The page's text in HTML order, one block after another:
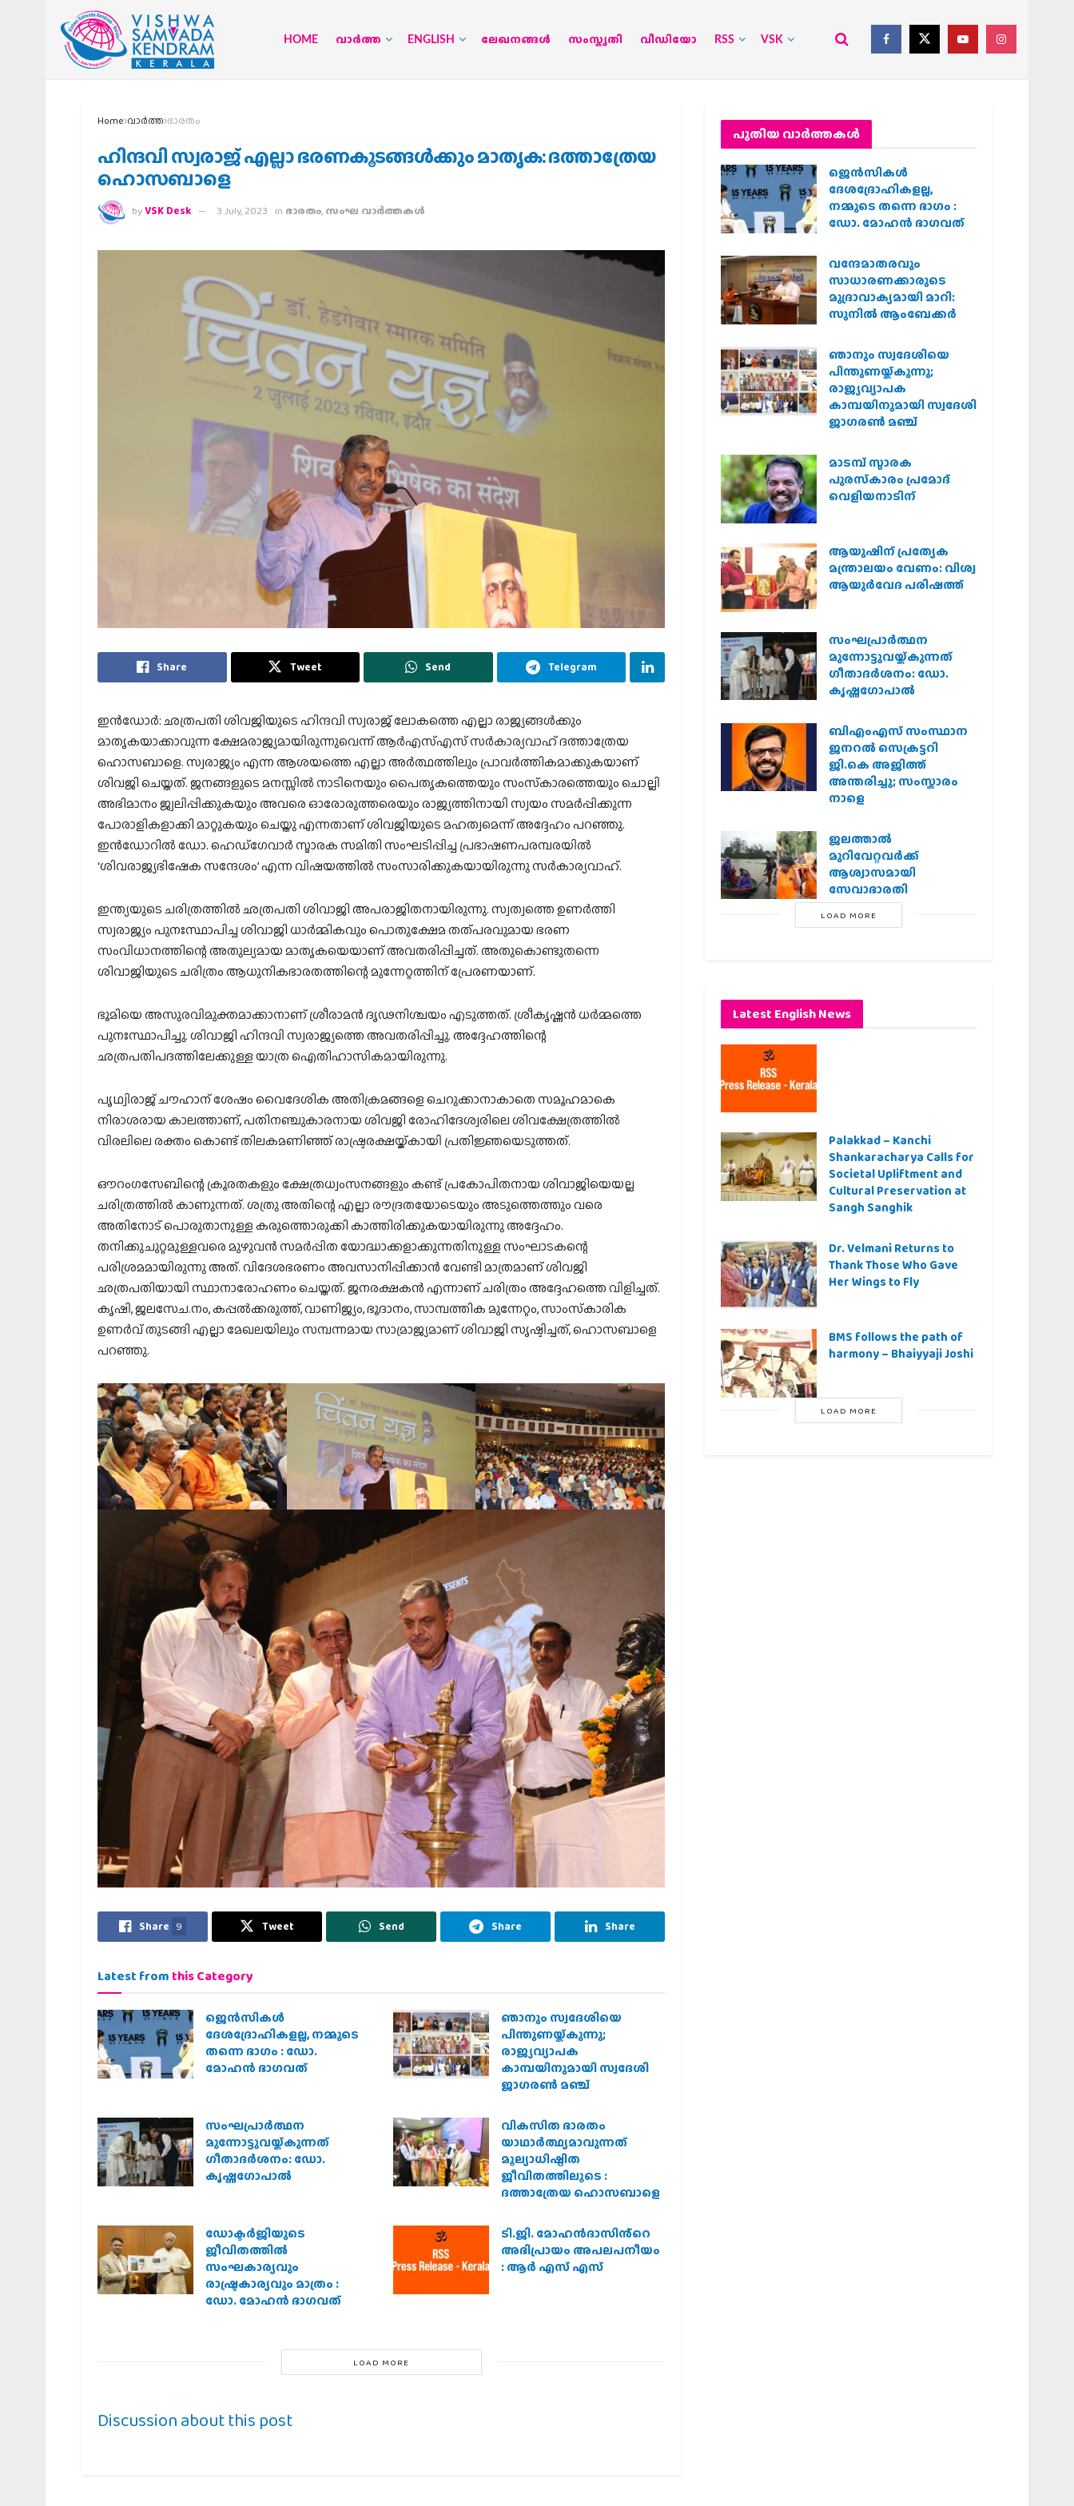
HOME വാര്‍ത്ത ENGLISH ലേഖനങ്ങള്‍ സംസ്കൃതി വീഡിയോ RSS VSK
Home വാര്‍ത്ത ഭാരതം
ഹിന്ദവി സ്വരാജ് എല്ലാ ഭരണകൂടങ്ങള്‍ക്കും മാതൃക: ദത്താത്രേയ
ഹൊസബാളെ
byVSK Desk 3 July, 2023 in ഭാരതം, സംഘ വാര്‍ത്തകള്‍
Share Tweet Send Telegram
ഇന്‍ഡോര്‍: ഛത്രപതി ശിവജിയുടെ ഹിന്ദവി സ്വരാജ് ലോകത്തെ എല്ലാ രാജ്യങ്ങള്‍ക്കും
മാതൃകയാക്കാവുന്ന ക്ഷേമരാജ്യമായിരുന്നുവെന്ന് ആര്‍എസ്എസ് സര്‍കാര്യവാഹ് ദത്താത്രേയ
ഹൊസബാളെ. സ്വരാജ്യം എന്ന ആശയത്തെ എല്ലാ അര്‍ത്ഥത്തിലും പ്രാവര്‍ത്തികമാക്കുകയാണ്
ശിവജി ചെയ്തത്. ജനങ്ങളുടെ മനസ്സില്‍ നാടിനെയും പൈതൃകത്തെയും സംസ്‌കാരത്തെയും ചൊല്ലി
അഭിമാനം ജ്വലിപ്പിക്കുകയും അവരെ ഓരോരുത്തരെയും രാജ്യത്തിനായി സ്വയം സമര്‍പ്പിക്കുന്ന
പോരാളികളാക്കി മാറ്റുകയും ചെയ്തു എന്നതാണ് ശിവജിയുടെ മഹത്വമെന്ന് അദ്ദേഹം പറഞ്ഞു.
ഇന്‍ഡോറില്‍ ഡോ. ഹെഡ്‌ഗേവാര്‍ സ്മാരക സമിതി സംഘടിപ്പിച്ച പ്രഭാഷണപരമ്പരയില്‍
‘ശിവരാജ്യഭിഷേക സന്ദേശം’ എന്ന വിഷയത്തില്‍ സംസാരിക്കുകയായിരുന്നു സര്‍കാര്യവാഹ്.
ഇന്ത്യയുടെ ചരിത്രത്തില്‍ ഛത്രപതി ശിവാജി അപരാജിതനായിരുന്നു. സ്വത്വത്തെ ഉണര്‍ത്തി
സ്വരാജ്യം പുനഃസ്ഥാപിച്ച ശിവാജി ധാര്‍മ്മികവും പൊതുക്ഷേമ തത്പരവുമായ ഭരണ
സംവിധാനത്തിന്റെ അതുല്യമായ മാതൃകയെയാണ് അവതരിപ്പിച്ചത്. അതുകൊണ്ടുതന്നെ
ശിവാജിയുടെ ചരിത്രം ആധുനികഭാരതത്തിന്റെ മുന്നേറ്റത്തിന് പ്രേരണയാണ്.
ഭൂമിയെ അസുരവിമുക്തമാക്കാനാണ് ശ്രീരാമന്‍ ദൃഢനിശ്ചയം എടുത്തത്. ശ്രീകൃഷ്ണന്‍ ധര്‍മ്മത്തെ
പുനഃസ്ഥാപിച്ചു. ശിവാജി ഹിന്ദവി സ്വരാജ്യത്തെ അവതരിപ്പിച്ചു. അദ്ദേഹത്തിന്റെ
ഛത്രപതിപദത്തിലേക്കുള്ള യാത്ര ഐതിഹാസികമായിരുന്നു.
പൃഥ്വിരാജ് ചൗഹാന് ശേഷം വൈദേശിക അതിക്രമങ്ങളെ ചെറുക്കാനാകാതെ സമൂഹമാകെ
നിരാശരായ കാലത്താണ്, പതിനഞ്ചുകാരനായ ശിവജി രോഹിദേശ്വരിലെ ശിവക്ഷേത്രത്തില്‍
വിരലിലെ രക്തം കൊണ്ട് തിലകമണിഞ്ഞ് രാഷ്ട്രരക്ഷയ്ക്കായി പ്രതിജ്ഞയെടുത്തത്.
ഔറംഗസേബിന്റെ ക്രൂരതകളും ക്ഷേത്രധ്വംസനങ്ങളും കണ്ട് പ്രകോപിതനായ ശിവാജിയെയല്ല
ചരിത്രത്തില്‍ കാണുന്നത്. ശത്രു അതിന്റെ എല്ലാ രൗദ്രതയോടെയും അടുത്തെത്തും വരെ
അതിനോട് പൊരുതാനുള്ള കരുത്തൊരുക്കി കാത്തിരിക്കുകയായിരുന്നു അദ്ദേഹം.
തനിക്കുചുറ്റമുള്ളവരെ മുഴുവന്‍ സമര്‍പ്പിത യോദ്ധാക്കളാക്കുന്നതിനുള്ള സംഘാടകന്റെ
പരിശ്രമമായിരുന്നു അത്. വിദേശഭരണം അവസാനിപ്പിക്കാന്‍ വേണ്ടി മാത്രമാണ് ശിവജി
ഛത്രപതിയായി സ്ഥാനാരോഹണം ചെയ്തത്. ജനരക്ഷകന്‍ എന്നാണ് ചരിത്രം അദ്ദേഹത്തെ വിളിച്ചത്.
കൃഷി, ജലസേച.നം, കപ്പല്‍ക്കരുത്ത്, വാണിജ്യം, ഭൂദാനം, സാമ്പത്തിക മുന്നേറ്റം, സാംസ്‌കാരിക
ഉണര്‍വ് തുടങ്ങി എല്ലാ മേഖലയിലും സമ്പന്നമായ സാമ്രാജ്യമാണ് ശിവാജി സൃഷ്ടിച്ചത്, ഹൊസബാളെ
പറഞ്ഞു.
Share 9 Tweet Send Share Share
Latest from this Category
ജെന്‍സികള്‍
ദേശദ്രോഹികളല്ല, നമ്മുടെ
തന്നെ ഭാഗം : ഡോ.
മോഹന്‍ ഭാഗവത്
ഞാനും സ്വദേശിയെ
പിന്തുണയ്ക്കുന്നു;
രാജ്യവ്യാപക
കാമ്പയിനുമായി സ്വദേശി
ജാഗരണ്‍ മഞ്ച്
സംഘപ്രാര്‍ത്ഥന
മുന്നോട്ടുവയ്ക്കുന്നത്
ഗീതാദര്‍ശനം: ഡോ.
കൃഷ്ണഗോപാല്‍
വികസിത ഭാരതം
യാഥാർത്ഥ്യമാവുന്നത്
മൂല്യാധിഷ്ഠിത
ജീവിതത്തിലൂടെ :
ദത്താത്രേയ ഹൊസബാളെ
ഡോക്ടർജിയുടെ
ജീവിതത്തിൽ
സംഘകാര്യവും
രാഷ്ട്രകാര്യവും മാത്രം :
ഡോ. മോഹൻ ഭാഗവത്
ടി.ജി. മോഹൻദാസിൻ്റെ
അഭിപ്രായം അപലപനീയം
: ആർ എസ് എസ്
LOAD MORE
Discussion about this post
പുതിയ വാര്‍ത്തകള്‍
ജെന്‍സികള്‍
ദേശദ്രോഹികളല്ല,
നമ്മുടെ തന്നെ ഭാഗം :
ഡോ. മോഹന്‍ ഭാഗവത്
വന്ദേമാതരവും
സാധാരണക്കാരുടെ
മുദ്രാവാക്യമായി മാറി:
സുനിൽ ആംബേക്കർ
ഞാനും സ്വദേശിയെ
പിന്തുണയ്ക്കുന്നു;
രാജ്യവ്യാപക
കാമ്പയിനുമായി സ്വദേശി
ജാഗരണ്‍ മഞ്ച്
മാടമ്പ് സ്മാരക
പുരസ്‌കാരം പ്രമോദ്
വെളിയനാടിന്
ആയുഷിന് പ്രത്യേക
മന്ത്രാലയം വേണം: വിശ്വ
ആയുര്‍വേദ പരിഷത്ത്
സംഘപ്രാര്‍ത്ഥന
മുന്നോട്ടുവയ്ക്കുന്നത്
ഗീതാദര്‍ശനം: ഡോ.
കൃഷ്ണഗോപാല്‍
ബിഎംഎസ് സംസ്ഥാന
ജനറൽ സെക്രട്ടറി
ജി.കെ അജിത്ത്
അന്തരിച്ചു; സംസ്കാരം
നാളെ
ജലത്താല്‍
മുറിവേറ്റവര്‍ക്ക്
ആശ്വാസമായി
സേവാഭാരതി
LOAD MORE
Latest English News
Palakkad – Kanchi
Shankaracharya Calls for
Societal Upliftment and
Cultural Preservation at
Sangh Sanghik
Dr. Velmani Returns to
Thank Those Who Gave
Her Wings to Fly
BMS follows the path of
harmony – Bhaiyyaji Joshi
LOAD MORE